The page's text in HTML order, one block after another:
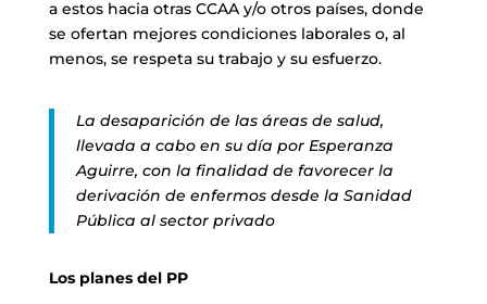
a estos hacia otras CCAA y/o otros países, donde
se ofertan mejores condiciones laborales o, al
menos, se respeta su trabajo y su esfuerzo.
La desaparición de las áreas de salud,
llevada a cabo en su día por Esperanza
Aguirre, con la finalidad de favorecer la
derivación de enfermos desde la Sanidad
Pública al sector privado
Los planes del PP